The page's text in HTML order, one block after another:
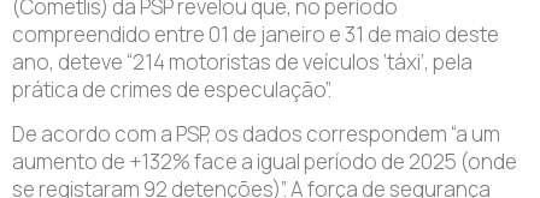
(Cometlis) da PSP revelou que, no período
compreendido entre 01 de janeiro e 31 de maio deste
ano, deteve “214 motoristas de veículos ‘táxi’, pela
prática de crimes de especulação”.
De acordo com a PSP, os dados correspondem “a um
aumento de +132% face a igual período de 2025 (onde
se registaram 92 detenções)”. A força de segurança